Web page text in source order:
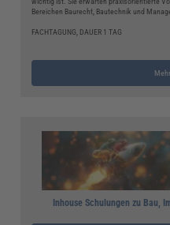
Bereichen Baurecht, Bautechnik und
FACHTAGUNG, DAUER 1 TAG
Inhouse Schulungen zu Bau,